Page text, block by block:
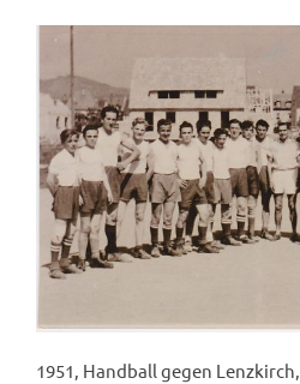
1951, Handball gegen